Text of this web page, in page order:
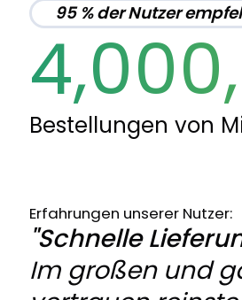
95 % der Nutzer
Bestellungen von
Erfahrungen unserer Nutzer:
"Schnelle
Im großen und